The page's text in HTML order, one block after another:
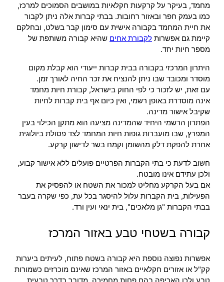
מחמד, בעיקר על קרקעות חקלאיות במושבים הסמוכים למרכז,
כמו בעמק חפר ובאזור רחובות. בבתי קברות אלה ניתן לקבור
את חיית המחמד בקבורה אישית עם סימון קבר בשלט, ובחלקם
קיימת גם אפשרות לקבורת אחים שהיא קבורה משותפת של
מספר חיות יחד.
היתרון המרכזי בקבורה בבית קברות ייעודי הוא קבלת מקום
מוסדר ומכובד שבו ניתן להנציח את זכר החיה לאורך זמן.
עם זאת, יש לזכור כי לפי החוק בישראל, קבורת חיות מחמד
אינה מוסדרת באופן רשמי, ואין כיום אף בית קברות לחיות
שקיבל אישור מדינה.
הפתרון הרשמי היחיד שהמדינה מציעה הוא מתקן הכילוי בעין
המפרץ, שבו מועברות גופות חיות המחמד לצד פסולת ביולוגית
אחרת להפקת דלק מהשומן וקמח בשר לדישון קרקע.
חשוב לדעת כי בתי הקברות הפרטיים פועלים ללא אישור קבוע,
ולכן עתידם אינו מובטח.
אם בעל הקרקע מחליט למכור את השטח או להפסיק את
הפעילות, בית הקברות עלול להיסגר בכל עת, כפי שקרה בעבר
בבתי הקברות "גן מלאכים", בית ינאי ועין ורד.
קבורה בשטחי טבע באזור המרכז
אפשרות נפוצה נוספת היא קבורה בשטח פתוח, לעיתים ביערות
קק"ל או אזורים חקלאיים באזור המרכז שאינם מוכרזים כשמורות